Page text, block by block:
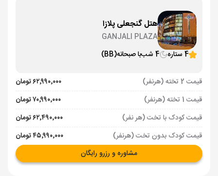
هتل گنجعلی پلازا
GANJALI PLAZA
4 ستاره
4 شب با صبحانه(BB)
قیمت 2 تخته (هرنفر)
۶۲٬۹۹۰٬۰۰۰ تومان
قیمت 1 تخته (هرنفر)
۷۰٬۹۹۰٬۰۰۰ تومان
قیمت کودک با تخت (هر نفر)
۶۲٬۴۹۰٬۰۰۰ تومان
قیمت کودک بدون تخت (هرنفر)
۴۵٬۹۹۰٬۰۰۰ تومان
مشاوره و رزرو رایگان